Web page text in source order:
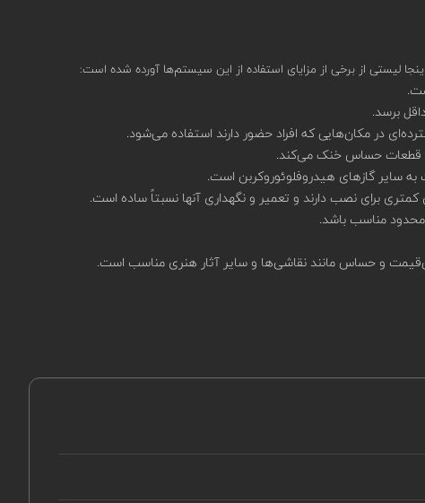
و حساس مانند نقاشی‌ها و سایر آثار هنری مناسب است.